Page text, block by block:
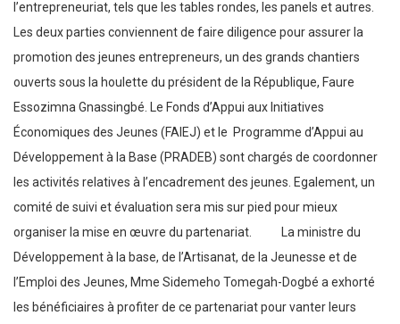
l’entrepreneuriat, tels que les tables rondes, les panels et autres.
Les deux parties conviennent de faire diligence pour assurer la
promotion des jeunes entrepreneurs, un des grands chantiers
ouverts sous la houlette du président de la République, Faure
Essozimna Gnassingbé. Le Fonds d’Appui aux Initiatives
Économiques des Jeunes (FAIEJ) et le Programme d’Appui au
Développement à la Base (PRADEB) sont chargés de coordonner
les activités relatives à l’encadrement des jeunes. Egalement, un
comité de suivi et évaluation sera mis sur pied pour mieux
organiser la mise en œuvre du partenariat. La ministre du
Développement à la base, de l’Artisanat, de la Jeunesse et de
l’Emploi des Jeunes, Mme Sidemeho Tomegah-Dogbé a exhorté
les bénéficiaires à profiter de ce partenariat pour vanter leurs